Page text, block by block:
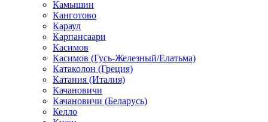
Камышин
Канготово
Караул
Карпансаари
Касимов
Касимов (Гусь-Железный/Елатьма)
Катаколон (Греция)
Катания (Италия)
Качановичи
Качановичи (Беларусь)
Келло